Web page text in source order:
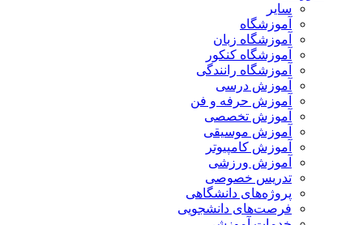
سایر
آموزشگاه
آموزشگاه زبان
آموزشگاه کنکور
آموزشگاه رانندگی
آموزش درسی
آموزش حرفه و فن
آموزش تخصصی
آموزش موسیقی
آموزش کامپیوتر
آموزش ورزشی
تدریس خصوصی
پروژه‌های دانشگاهی
فرصت‌های دانشجویی